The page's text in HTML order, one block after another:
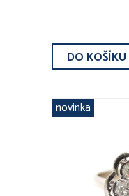
DO KOŠÍKU
novinka